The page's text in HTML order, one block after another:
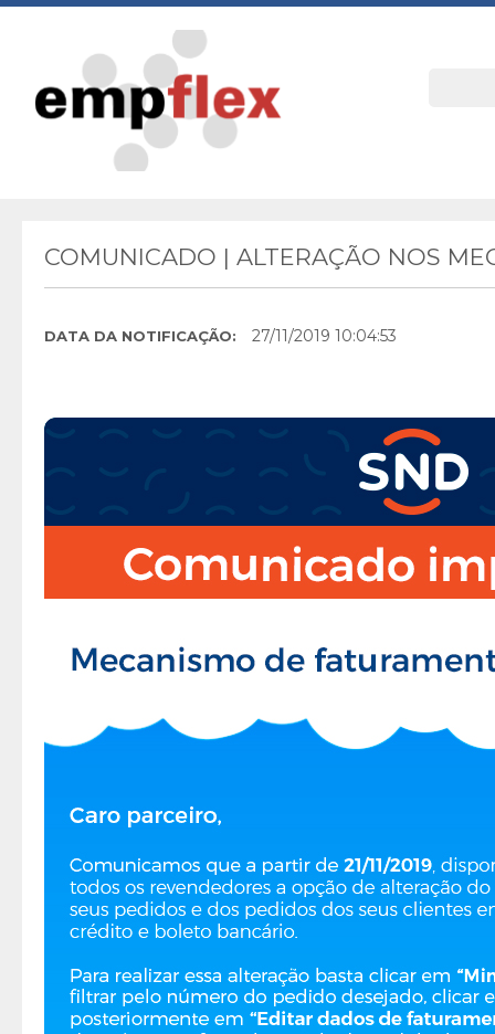
COMUNICADO | ALTERAÇÃO NOS
DATA DA NOTIFICAÇÃO: 27/11/2019 10:04:53